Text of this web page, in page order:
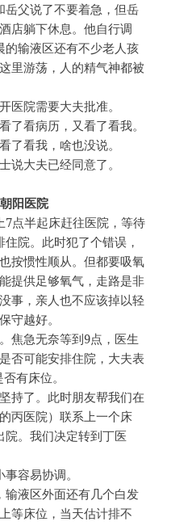
岳父说了不要着急，但岳
店躺下休息。他自行调
的输液区还有不少老人孩
里游荡，人的精气神都被
医院需要大夫批准。
了看病历，又看了看我。
了看我，啥也没说。
说大夫已经同意了。
阳医院
点半起床赶往医院，等待
院。此时犯了个错误，
按惯性顺从。但都要吸氧
提供足够氧气，走路是非
事，亲人也不应该掉以轻
守越好。
焦急无奈等到9点，医生
否可能安排住院，大夫表
有床位。
持了。此时朋友帮我们在
丙医院）联系上一个床
院。我们决定转到丁医
容易协调。
输液区外面还有几个白发
等床位，当天估计排不